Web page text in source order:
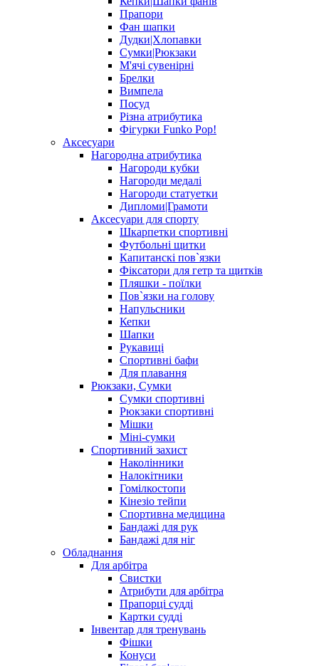
Прапори
Фан шапки
Дудки|Хлопавки
Сумки|Рюкзаки
М'ячі сувенірні
Брелки
Вимпела
Посуд
Різна атрибутика
Фігурки Funko Pop!
Аксесуари
Нагородна атрибутика
Нагороди кубки
Нагороди медалі
Нагороди статуетки
Дипломи|Грамоти
Аксесуари для спорту
Шкарпетки спортивні
Футбольні щитки
Капитанскі пов`язки
Фіксатори для гетр та щитків
Пляшки - поїлки
Пов`язки на голову
Напульсники
Кепки
Шапки
Рукавиці
Спортивні бафи
Для плавання
Рюкзаки, Сумки
Сумки спортивні
Рюкзаки спортивні
Мішки
Міні-сумки
Спортивний захист
Наколінники
Налокітники
Гомілкостопи
Кінезіо тейпи
Спортивна медицина
Бандажі для рук
Бандажі для ніг
Обладнання
Для арбітра
Свистки
Атрибути для арбітра
Прапорці судді
Картки судді
Інвентар для тренувань
Фішки
Конуси